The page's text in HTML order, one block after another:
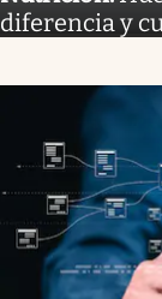
diferencia y